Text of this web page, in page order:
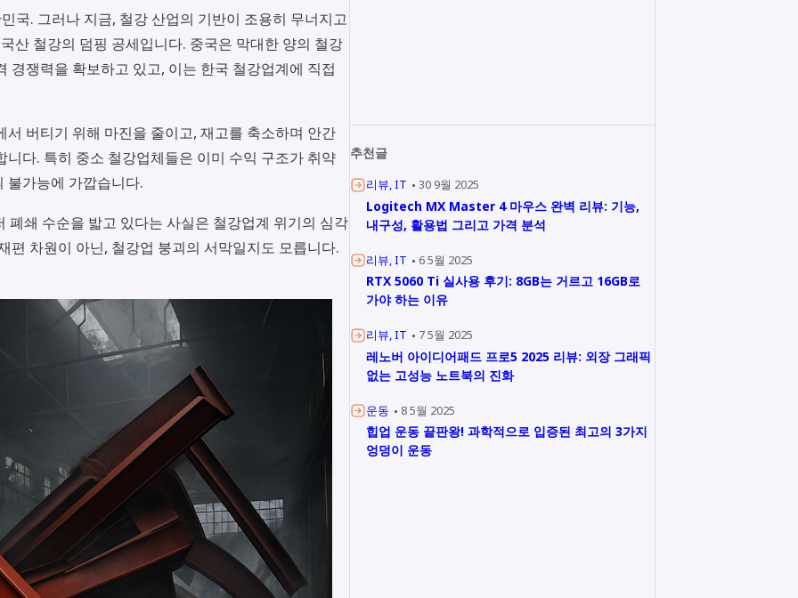
국. 그러나 지금, 철강 산업의 기반이 조용히 무너지고
산 철강의 덤핑 공세입니다. 중국은 막대한 양의 철강
경쟁력을 확보하고 있고, 이는 한국 철강업계에 직접
버티기 위해 마진을 줄이고, 재고를 축소하며 안간
다. 특히 중소 철강업체들은 이미 수익 구조가 취약
불가능에 가깝습니다.
쇄 수순을 밟고 있다는 사실은 철강업계 위기의 심각
편 차원이 아닌, 철강업 붕괴의 서막일지도 모릅니다.
추천글
리뷰 IT 30 9월 2025
Logitech MX Master 4 마우스 완벽 리뷰: 기능,
내구성, 활용법 그리고 가격 분석
리뷰 IT 6 5월 2025
RTX 5060 Ti 실사용 후기: 8GB는 거르고 16GB로
가야 하는 이유
리뷰 IT 7 5월 2025
레노버 아이디어패드 프로5 2025 리뷰: 외장 그래픽
없는 고성능 노트북의 진화
운동 8 5월 2025
힙업 운동 끝판왕! 과학적으로 입증된 최고의 3가지
엉덩이 운동